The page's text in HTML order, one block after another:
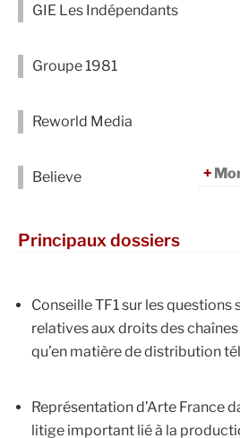
GIE Les Indépendants
Groupe 1981
Reworld Media
Believe
Principaux dossiers
Conseille TF1 sur les
relatives aux droits des
qu’en matière de distribution
Représentation d’Arte France
litige important lié à la